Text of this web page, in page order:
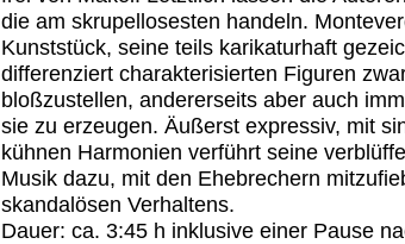
die am skrupellosesten handeln.
Kunststück, seine teils karikaturhaft
differenziert charakterisierten Figuren
bloßzustellen, andererseits aber auch
sie zu erzeugen. Äußerst expressiv, mit
kühnen Harmonien verführt seine
Musik dazu, mit den Ehebrechern
skandalösen Verhaltens.
Dauer: ca. 3:45 h inklusive einer Pause